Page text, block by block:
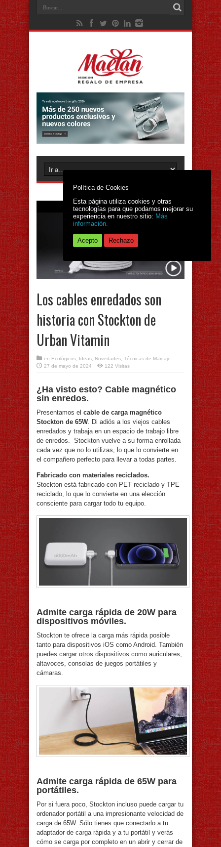
Los cables enredados son
historia con Stockton de
Urban Vitamin
en Ecológicos, Ideas, Novedades, Técnicas de Marcaje
27 de mayo de 2024
122 Visitas
¿Ha visto esto? Cable magnético
sin enredos.
Presentamos el cable de carga magnético
Stockton de 65W. Di adiós a los viejos cables
enredados y trabaja en un espacio de trabajo libre
de enredos. Stockton vuelve a su forma enrollada
cada vez que no lo utilizas, lo que lo convierte en
el compañero perfecto para llevar a todas partes.
Fabricado con materiales reciclados.
Stockton está fabricado con PET reciclado y TPE
reciclado, lo que lo convierte en una elección
consciente para cargar todo tu equipo.
Admite carga rápida de 20W para
dispositivos móviles.
Stockton te ofrece la carga más rápida posible
tanto para dispositivos iOS como Android. También
puedes cargar otros dispositivos como auriculares,
altavoces, consolas de juegos portátiles y
cámaras.
Admite carga rápida de 65W para
portátiles.
Por si fuera poco, Stockton incluso puede cargar tu
ordenador portátil a una impresionante velocidad de
carga de 65W. Sólo tienes que conectarlo a tu
adaptador de carga rápida y a tu portátil y verás
cómo se carga por completo en un abrir y cerrar de
Política de Cookies
Esta página utiliza cookies y otras
tecnologías para que podamos mejorar su
experiencia en nuestro sitio: Más
información.
Acepto Rechazo